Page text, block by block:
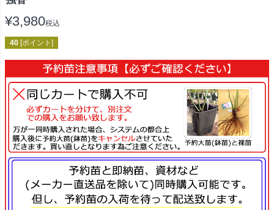
¥3,980税込
40 [ポイント]